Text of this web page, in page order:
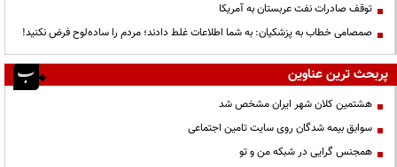
توقف صادرات نفت عربستان به آمریکا
صمصامی خطاب به پزشکیان: به شما اطلاعات غلط دادند؛ مردم را ساده‌لوح فرض نکنید!
پربحث ترین عناوین
هشتمین کلان شهر ایران مشخص شد
سوابق بیمه شدگان روی سایت تامین اجتماعی
همجنس گرایی در شبکه من و تو